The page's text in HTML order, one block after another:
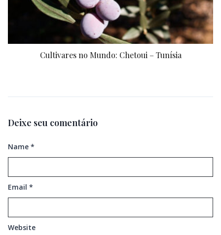
Cultivares no Mundo: Chetoui – Tunísia
Deixe seu comentário
Name *
Email *
Website